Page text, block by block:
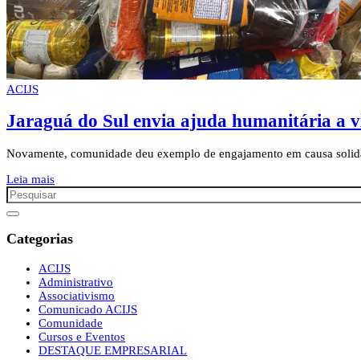
ACIJS
Jaraguá do Sul envia ajuda humanitária a
Novamente, comunidade deu exemplo de engajamento em causa
Leia mais
Categorias
ACIJS
Administrativo
Associativismo
Comunicado ACIJS
Comunidade
Cursos e Eventos
DESTAQUE EMPRESARIAL